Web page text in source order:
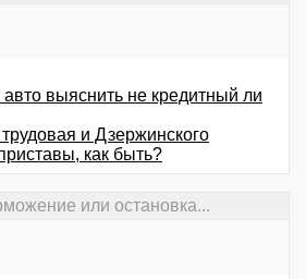
авто выяснить не кредитный ли
и Дзержинского
как быть?
или остановка...